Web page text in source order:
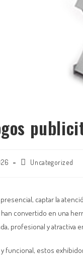
Uncategorized
captar la
convertido en una
profesional y atractiva
y funcional, estos